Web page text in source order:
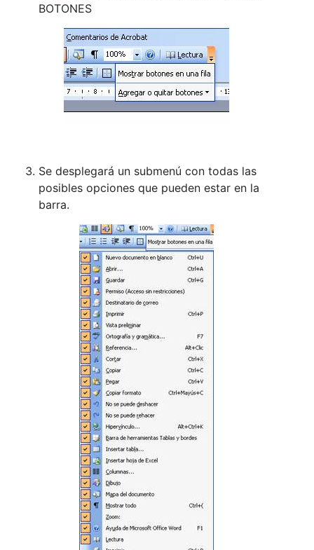
BOTONES
Se desplegará un submenú con todas las
posibles opciones que pueden estar en la
barra.